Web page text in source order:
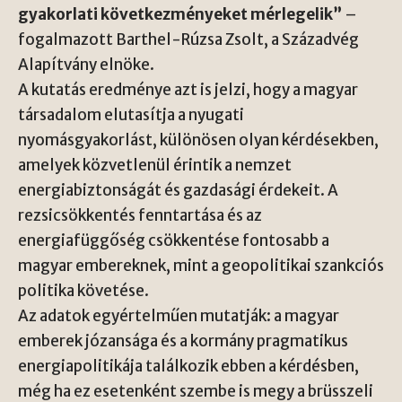
gyakorlati következményeket mérlegelik” –
fogalmazott Barthel-Rúzsa Zsolt, a Századvég
Alapítvány elnöke.
A kutatás eredménye azt is jelzi, hogy a magyar
társadalom elutasítja a nyugati
nyomásgyakorlást, különösen olyan kérdésekben,
amelyek közvetlenül érintik a nemzet
energiabiztonságát és gazdasági érdekeit. A
rezsicsökkentés fenntartása és az
energiafüggőség csökkentése fontosabb a
magyar embereknek, mint a geopolitikai szankciós
politika követése.
Az adatok egyértelműen mutatják: a magyar
emberek józansága és a kormány pragmatikus
energiapolitikája találkozik ebben a kérdésben,
még ha ez esetenként szembe is megy a brüsszeli